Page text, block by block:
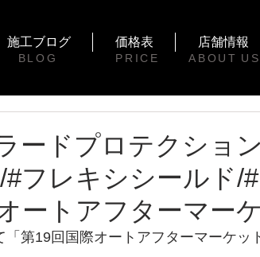
施工ブログ 価格表 店舗情報
BLOG PRICE ABOUT US
ードプロテクショ
フレキシシールド/#
ートアフターマー
第19回国際オートアフターマーケッ